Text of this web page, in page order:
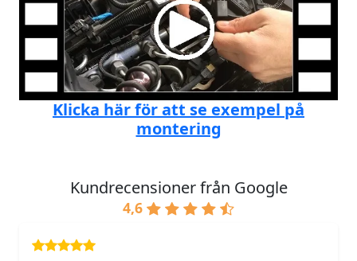
Klicka här för att se exempel på
montering
Kundrecensioner från Google
4,6